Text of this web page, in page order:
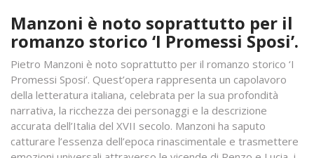
Manzoni è noto soprattutto per il
romanzo storico ‘I Promessi Sposi’.
Pietro Manzoni è noto soprattutto per il romanzo storico ‘I
Promessi Sposi’. Quest’opera rappresenta un capolavoro
della letteratura italiana, celebrata per la sua profondità
narrativa, la ricchezza dei personaggi e la descrizione
accurata dell’Italia del XVII secolo. Manzoni ha saputo
catturare l’essenza dell’epoca rinascimentale e trasmettere